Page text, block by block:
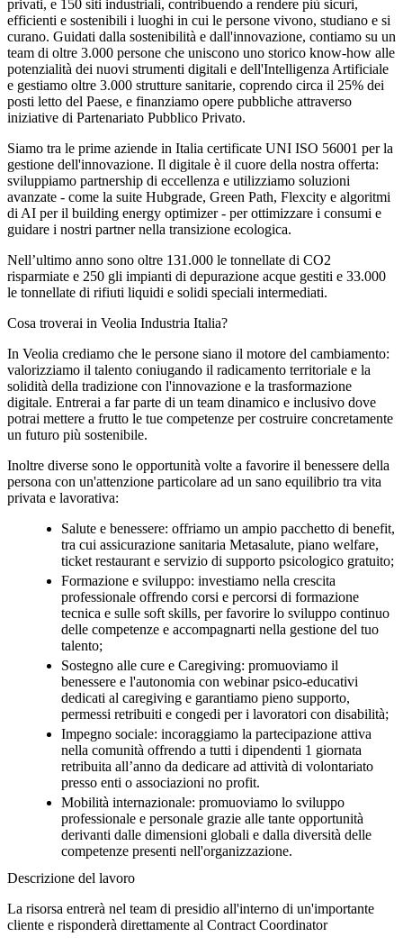
privati, e 150 siti industriali, contribuendo a rendere più sicuri,
efficienti e sostenibili i luoghi in cui le persone vivono, studiano e si
curano. Guidati dalla sostenibilità e dall'innovazione, contiamo su un
team di oltre 3.000 persone che uniscono uno storico know-how alle
potenzialità dei nuovi strumenti digitali e dell'Intelligenza Artificiale
e gestiamo oltre 3.000 strutture sanitarie, coprendo circa il 25% dei
posti letto del Paese, e finanziamo opere pubbliche attraverso
iniziative di Partenariato Pubblico Privato.
Siamo tra le prime aziende in Italia certificate UNI ISO 56001 per la
gestione dell'innovazione. Il digitale è il cuore della nostra offerta:
sviluppiamo partnership di eccellenza e utilizziamo soluzioni
avanzate - come la suite Hubgrade, Green Path, Flexcity e algoritmi
di AI per il building energy optimizer - per ottimizzare i consumi e
guidare i nostri partner nella transizione ecologica.
Nell’ultimo anno sono oltre 131.000 le tonnellate di CO2
risparmiate e 250 gli impianti di depurazione acque gestiti e 33.000
le tonnellate di rifiuti liquidi e solidi speciali intermediati.
Cosa troverai in Veolia Industria Italia?
In Veolia crediamo che le persone siano il motore del cambiamento:
valorizziamo il talento coniugando il radicamento territoriale e la
solidità della tradizione con l'innovazione e la trasformazione
digitale. Entrerai a far parte di un team dinamico e inclusivo dove
potrai mettere a frutto le tue competenze per costruire concretamente
un futuro più sostenibile.
Inoltre diverse sono le opportunità volte a favorire il benessere della
persona con un'attenzione particolare ad un sano equilibrio tra vita
privata e lavorativa:
Salute e benessere: offriamo un ampio pacchetto di benefit,
tra cui assicurazione sanitaria Metasalute, piano welfare,
ticket restaurant e servizio di supporto psicologico gratuito;
Formazione e sviluppo: investiamo nella crescita
professionale offrendo corsi e percorsi di formazione
tecnica e sulle soft skills, per favorire lo sviluppo continuo
delle competenze e accompagnarti nella gestione del tuo
talento;
Sostegno alle cure e Caregiving: promuoviamo il
benessere e l'autonomia con webinar psico-educativi
dedicati al caregiving e garantiamo pieno supporto,
permessi retribuiti e congedi per i lavoratori con disabilità;
Impegno sociale: incoraggiamo la partecipazione attiva
nella comunità offrendo a tutti i dipendenti 1 giornata
retribuita all’anno da dedicare ad attività di volontariato
presso enti o associazioni no profit.
Mobilità internazionale: promuoviamo lo sviluppo
professionale e personale grazie alle tante opportunità
derivanti dalle dimensioni globali e dalla diversità delle
competenze presenti nell'organizzazione.
Descrizione del lavoro
La risorsa entrerà nel team di presidio all'interno di un'importante
cliente e risponderà direttamente al Contract Coordinator